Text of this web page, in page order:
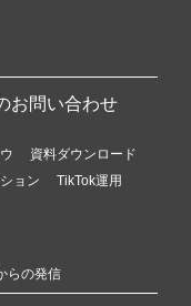
お問い合わせ
資料ダウンロード
ョン
TikTok運用
らの発信